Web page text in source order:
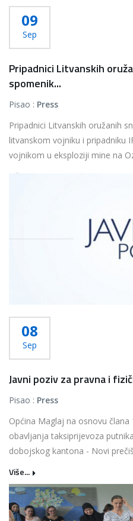
09
Sep
Pripadnici Litvanskih
spomenik...
Pisao : Press
Pripadnici Litvanskih oružanih
litvanskom vojniku i pripadniku
vojnikom u eksploziji mine na
Više...
08
Sep
Javni poziv za pravna i
Pisao : Press
Općina Maglaj na osnovu
obavljanja taksiprijevoza
dobojskog kantona - Novi
Više...